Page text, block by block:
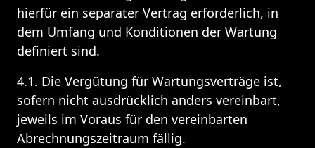
hierfür ein separater Vertrag erforderlich, in
dem Umfang und Konditionen der Wartung
definiert sind.
4.1. Die Vergütung für Wartungsverträge ist,
sofern nicht ausdrücklich anders vereinbart,
jeweils im Voraus für den vereinbarten
Abrechnungszeitraum fällig.